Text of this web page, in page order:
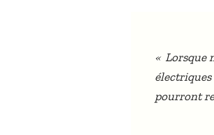
« Lorsque
électriques
pourront